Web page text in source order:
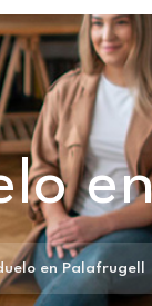
en Palafrugell